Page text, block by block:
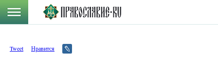
Tweet Нравится